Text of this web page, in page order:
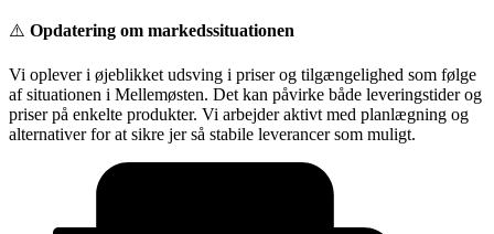
Videre
indhold
⚠️ Opdatering om markedssituationen
Vi oplever i øjeblikket udsving i priser og tilgængelighed som følge
af situationen i Mellemøsten. Det kan påvirke både leveringstider og
priser på enkelte produkter. Vi arbejder aktivt med planlægning og
alternativer for at sikre jer så stabile leverancer som muligt.